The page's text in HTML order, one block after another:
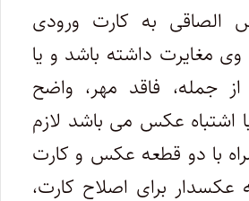
الصاقی به کارت ورودی
مغایرت داشته باشد و یا
از جمله، فاقد مهر، واضح
اشتباه عکس می باشد لازم
با دو قطعه عکس و کارت
عکسدار برای اصلاح کارت،